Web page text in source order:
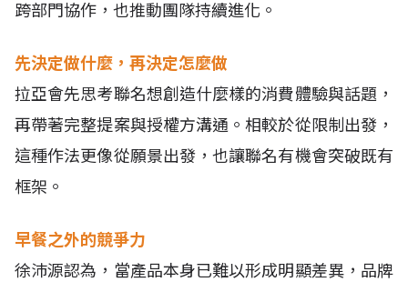
跨部門協作，也推動團隊持續進化。
先決定做什麼，再決定怎麼做
拉亞會先思考聯名想創造什麼樣的消費體驗與話題，
再帶著完整提案與授權方溝通。相較於從限制出發，
這種作法更像從願景出發，也讓聯名有機會突破既有
框架。
早餐之外的競爭力
徐沛源認為，當產品本身已難以形成明顯差異，品牌